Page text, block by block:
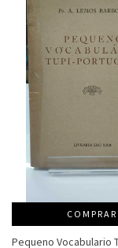
COMPRAR
Pequeno Vocabulario